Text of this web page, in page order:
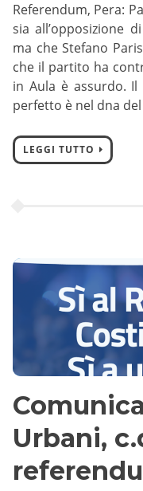
Referendum, Pera:
sia all’opposizione
ma che Stefano
che il partito ha
in Aula è assurdo.
perfetto è nel dna
LEGGI TUTTO
Urbani,